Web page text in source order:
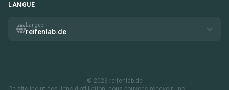
LANGUE
Langue
reifenlab.de
© 2026 reifenlab.de